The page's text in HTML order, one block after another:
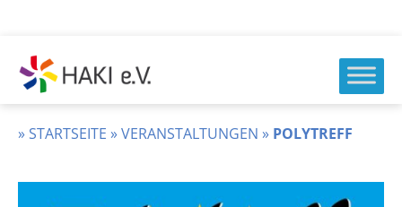
Inhalt
springen
HAKI
e.v.
»STARTSEITE »VERANSTALTUNGEN » POLYTREFF